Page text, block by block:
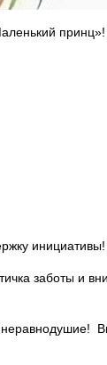
принц»!
инициативы!
заботы и